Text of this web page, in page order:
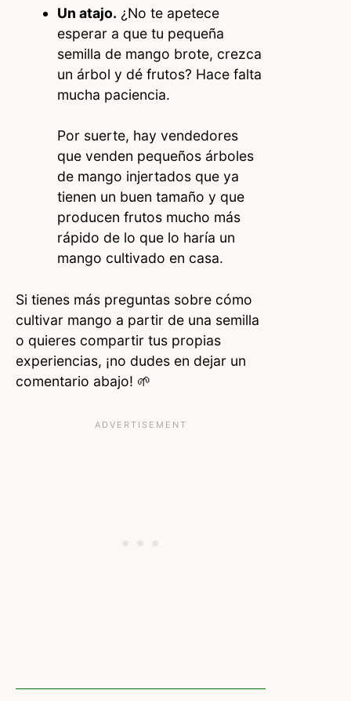
Un atajo. ¿No te apetece
esperar a que tu pequeña
semilla de mango brote, crezca
un árbol y dé frutos? Hace falta
mucha paciencia.
Por suerte, hay vendedores
que venden pequeños árboles
de mango injertados que ya
tienen un buen tamaño y que
producen frutos mucho más
rápido de lo que lo haría un
mango cultivado en casa.
Si tienes más preguntas sobre cómo
cultivar mango a partir de una semilla
o quieres compartir tus propias
experiencias, ¡no dudes en dejar un
comentario abajo! 🌱